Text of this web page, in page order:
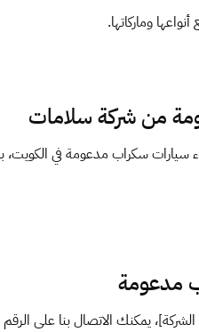
وماركاتها.
من شركة سلامات
سيارات سكراب مدعومة في الكويت،
مدعومة
يمكنك الاتصال بنا على الرقم